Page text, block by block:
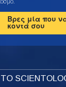
Βρες μία που
κοντά σου